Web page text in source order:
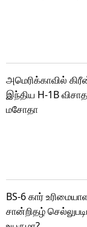
அமெரிக்காவில் கிரீன்
இந்திய H-1B
மசோதா
BS-6 கார்
சான்றிதழ்